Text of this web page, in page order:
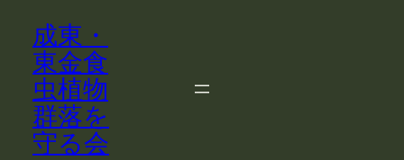
成東・
東金食
虫植物
群落を
守る会